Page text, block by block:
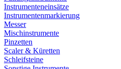
Instrumenteneinsätze
Instrumentenmarkierung
Messer
Mischinstrumente
Pinzetten
Scaler & Küretten
Schleifsteine